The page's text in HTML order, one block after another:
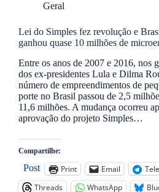
Geral
Lei do Simples fez revolução e
ganhou quase 10 milhões de
Entre os anos de 2007 e 2016, nos
dos ex-presidentes Lula e Dilma
número de empreendimentos de
porte no Brasil passou de 2,5
11,6 milhões. A mudança ocorreu
aprovação do projeto Simples…
Compartilhe:
Post Print Email
Threads
WhatsApp